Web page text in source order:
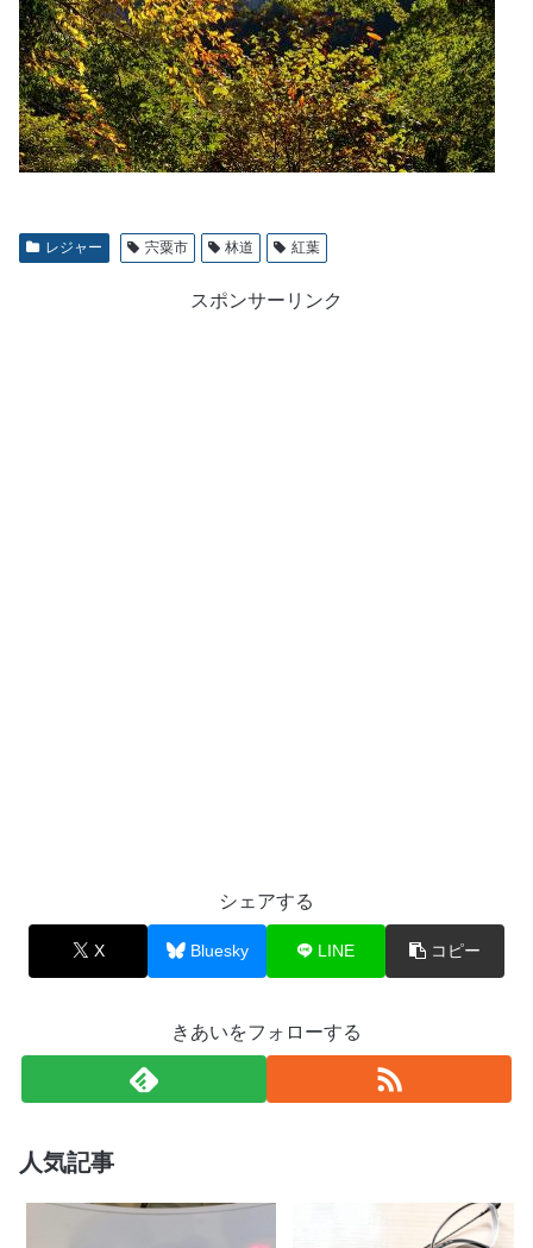
レジャー 宍粟市 林道 紅葉
スポンサーリンク
シェアする
X Bluesky LINE コピー
きあいをフォローする
人気記事